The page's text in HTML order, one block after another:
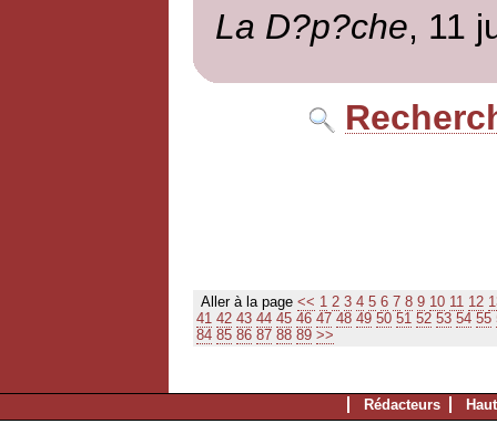
La D?p?che, 11
Aller à la page << 1 2 3 4 5 6 7 8 9 10 11 12
41 42 43 44 45 46 47 48 49 50 51 52 53 54 55
84 85 86 87 88 89 >>
Rédacteurs